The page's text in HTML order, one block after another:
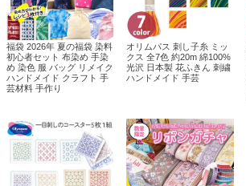
福袋 2026年 夏の福袋 染料
初心者セット 布染め 手染
め 染色 服 バッグ リメイク
ハンドメイド クラフト 手
芸材料 手作り
オリムパス 刺し子糸 ミッ
クス 全7色 約20m 綿100%
光沢 日本製 花ふきん 刺繍
ハンドメイド 手芸